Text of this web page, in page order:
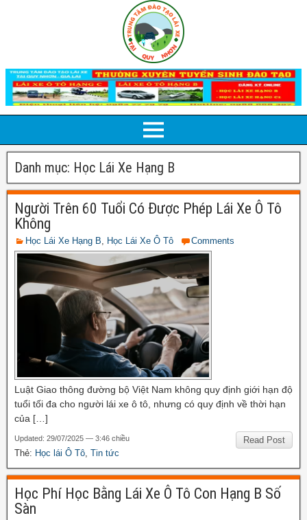
Danh mục: Học Lái Xe Hạng B
Người Trên 60 Tuổi Có Được Phép Lái Xe Ô Tô
Không
Học Lái Xe Hạng B, Học Lái Xe Ô Tô Comments
Luật Giao thông đường bộ Việt Nam không quy định giới hạn độ
tuổi tối đa cho người lái xe ô tô, nhưng có quy định về thời hạn
của […]
Read Post
Updated: 29/07/2025 — 3:46 chiều
Thẻ: Học lái Ô Tô, Tin tức
Học Phí Học Bằng Lái Xe Ô Tô Con Hạng B Số
Sàn